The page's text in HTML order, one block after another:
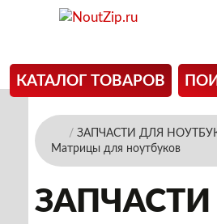
КАТАЛОГ ТОВАРОВ
/ ЗАПЧАСТИ ДЛЯ
Матрицы для ноутбуков
ЗАПЧАСТИ